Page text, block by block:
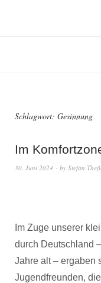
Schlagwort: Gesinnung
Im
30. Juni 2024 by Stefan
Im Zuge unserer
durch Deutschland
Jahre alt – ergaben
Jugendfreunden,